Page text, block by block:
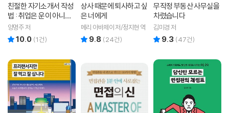
친절한 자기소개서 작성
법 : 취업은 운이 아니라
철저한 준비와 노력으로
이루는 성취이다!
양명주 저
10.0 (1건)
상사 때문에 퇴사하고 싶
은 너에게
메리 아바제이 저/정지현 역
9.8 (24건)
무작정 부동산 사무실을
차렸습니다
김미경 저
9.3 (47건)